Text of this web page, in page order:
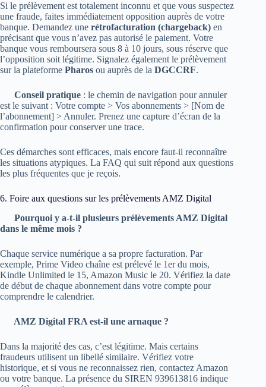
Si le prélèvement est totalement inconnu et que vous suspectez
une fraude, faites immédiatement opposition auprès de votre
banque. Demandez une rétrofacturation (chargeback) en
précisant que vous n’avez pas autorisé le paiement. Votre
banque vous remboursera sous 8 à 10 jours, sous réserve que
l’opposition soit légitime. Signalez également le prélèvement
sur la plateforme Pharos ou auprès de la DGCCRF.
Conseil pratique : le chemin de navigation pour annuler
est le suivant : Votre compte > Vos abonnements > [Nom de
l’abonnement] > Annuler. Prenez une capture d’écran de la
confirmation pour conserver une trace.
Ces démarches sont efficaces, mais encore faut‑il reconnaître
les situations atypiques. La FAQ qui suit répond aux questions
les plus fréquentes que je reçois.
6. Foire aux questions sur les prélèvements AMZ Digital
Pourquoi y a‑t‑il plusieurs prélèvements AMZ Digital
dans le même mois ?
Chaque service numérique a sa propre facturation. Par
exemple, Prime Video chaîne est prélevé le 1er du mois,
Kindle Unlimited le 15, Amazon Music le 20. Vérifiez la date
de début de chaque abonnement dans votre compte pour
comprendre le calendrier.
AMZ Digital FRA est‑il une arnaque ?
Dans la majorité des cas, c’est légitime. Mais certains
fraudeurs utilisent un libellé similaire. Vérifiez votre
historique, et si vous ne reconnaissez rien, contactez Amazon
ou votre banque. La présence du SIREN 939613816 indique